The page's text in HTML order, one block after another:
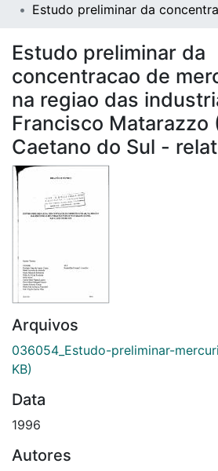
Repositório
Doações/Aquisições
Fale Conosco
Estudo preliminar da
Estudo preliminar da
concentracao de
na regiao das
Francisco Matarazzo
Caetano do Sul -
Arquivos
036054_Estudo-preliminar-
KB)
Data
1996
Autores